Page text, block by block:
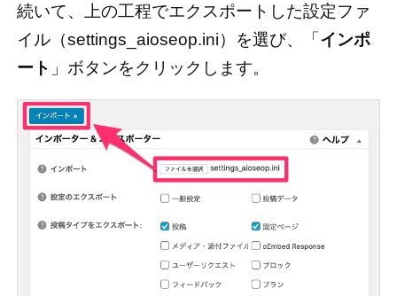
続いて、上の工程でエクスポートした設定ファ
イル（settings_aioseop.ini）を選び、「 インポ
ート 」ボタンをクリックします。